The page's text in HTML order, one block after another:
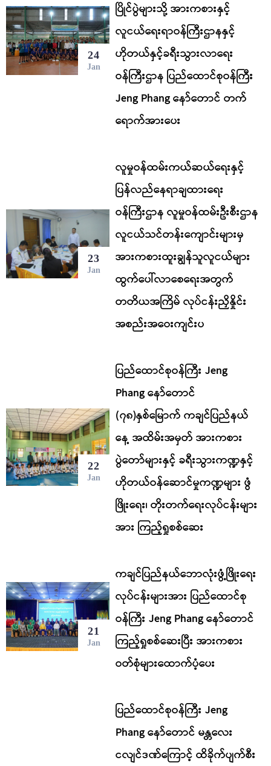
24
Jan
ပြိုင်ပွဲများသို့ အားကစားနှင့်
လူငယ်ရေးရာဝန်ကြီးဌာနနှင့်
ဟိုတယ်နှင့်ခရီးသွားလာရေး
ဝန်ကြီးဌာန ပြည်ထောင်စုဝန်ကြီး
Jeng Phang နော်တောင် တက်
ရောက်အားပေး
23
Jan
လူမှုဝန်ထမ်းကယ်ဆယ်ရေးနှင့်
ပြန်လည်နေရာချထားရေး
ဝန်ကြီးဌာန လူမှုဝန်ထမ်းဦးစီးဌာန
လူငယ်သင်တန်းကျောင်းများမှ
အားကစားထူးချွန်သူလူငယ်များ
ထွက်ပေါ်လာစေရေးအတွက်
တတိယအကြိမ် လုပ်ငန်းညှိနှိုင်း
အစည်းအဝေးကျင်းပ
22
Jan
ပြည်ထောင်စုဝန်ကြီး Jeng
Phang နော်တောင်
(၇၈)နှစ်မြောက် ကချင်ပြည်နယ်
နေ့ အထိမ်းအမှတ် အားကစား
ပွဲတော်များနှင့် ခရီးသွားကဏ္ဍနှင့်
ဟိုတယ်ဝန်ဆောင်မှုကဏ္ဍများ ဖွံ
ဖြိုးရေး၊ တိုးတက်ရေးလုပ်ငန်းများ
အား ကြည့်ရှုစစ်ဆေး
21
Jan
ကချင်ပြည်နယ်ဘောလုံးဖွံ့ဖြိုးရေး
လုပ်ငန်းများအား ပြည်ထောင်စု
ဝန်ကြီး Jeng Phang နော်တောင်
ကြည့်ရှုစစ်ဆေးပြီး အားကစား
ဝတ်စုံများထောက်ပံ့ပေး
ပြည်ထောင်စုဝန်ကြီး Jeng
Phang နော်တောင် မန္တလေး
ငလျင်ဒဏ်ကြောင့် ထိခိုက်ပျက်စီး